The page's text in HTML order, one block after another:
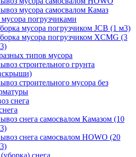
мусора самосвалом Камаз
погрузчиками
мусора погрузчиком JCB (1 м3)
мусора погрузчиком XCMG (3
типов мусора
строительного грунта
строительного мусора без
снега
снега самосвалом Камазом (10
снега самосвалом HOWO (20
снега